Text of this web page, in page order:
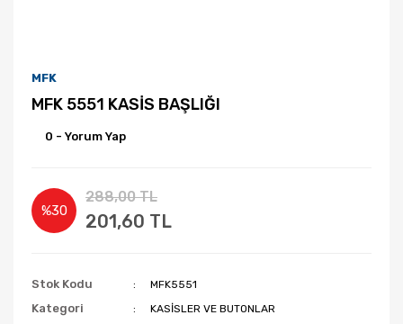
MFK
MFK 5551 KASİS BAŞLIĞI
0 - Yorum Yap
%30
288,00 TL
201,60 TL
Stok Kodu MFK5551
Kategori KASİSLER VE BUTONLAR